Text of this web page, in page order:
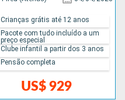
US$ 929
Crianças grátis até 12 anos
Pacote com tudo incluído a um
preço especial
Clube infantil a partir dos 3 anos
Pensão completa